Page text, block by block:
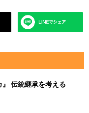
』 伝統継承を考える